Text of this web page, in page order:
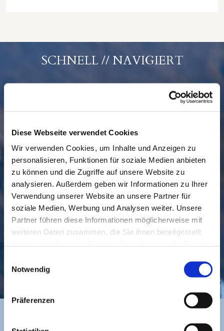
Diese Webseite verwendet Cookies
Wir verwenden Cookies, um Inhalte und Anzeigen zu
personalisieren, Funktionen für soziale Medien anbieten
zu können und die Zugriffe auf unsere Website zu
analysieren. Außerdem geben wir Informationen zu Ihrer
Verwendung unserer Website an unsere Partner für
soziale Medien, Werbung und Analysen weiter. Unsere
Partner führen diese Informationen möglicherweise mit
weiteren Daten zusammen, die Sie ihnen bereitgestellt
Notwendig
Präferenzen
SCHNELL // NAVIGIERT
GEMEINDE BESUCHEN